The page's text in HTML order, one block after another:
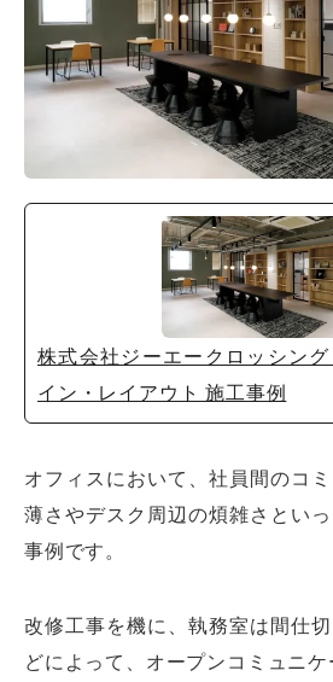
株式会社ジーエークロッシン
イン・レイアウト 施工事例
オフィスにおいて、社員間のコ
薄さやデスク周辺の煩雑さとい
事例です。
改修工事を機に、執務室は間仕
どによって、オープンコミュニ